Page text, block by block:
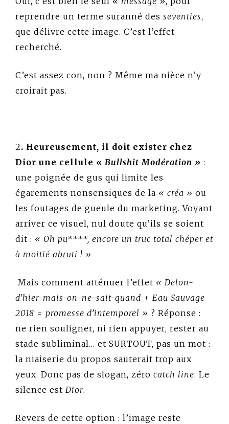
reprendre un terme suranné des seventies,
que délivre cette image. C’est l’effet
recherché.
C’est assez con, non ? Même ma nièce n’y
croirait pas.
2. Heureusement, il doit exister chez
Dior une cellule « Bullshit Modération » :
une poignée de gus qui limite les
égarements nonsensiques de la « créa » ou
les foutages de gueule du marketing. Voyant
arriver ce visuel, nul doute qu’ils se soient
dit : « Oh pu****, encore un truc total chéper et
à moitié abruti ! »
Mais comment atténuer l’effet « Delon-
d’hier-mais-on-ne-sait-quand + Eau Sauvage
2018 = promesse d’intemporel » ? Réponse :
ne rien souligner, ni rien appuyer, rester au
stade subliminal… et SURTOUT, pas un mot :
la niaiserie du propos sauterait trop aux
yeux. Donc pas de slogan, zéro catch line. Le
silence est Dior.
Revers de cette option : l’image reste